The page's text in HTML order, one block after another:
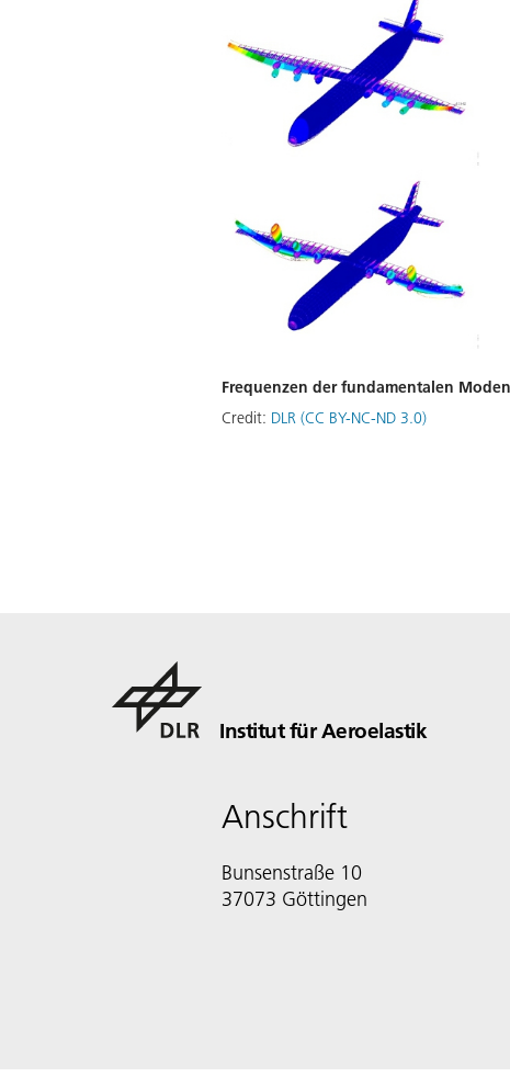
Frequenzen der fundamentalen
Credit: DLR (CC BY-NC-ND 3.0)
Institut für Aeroelastik
Anschrift
Bunsenstraße 10
37073 Göttingen